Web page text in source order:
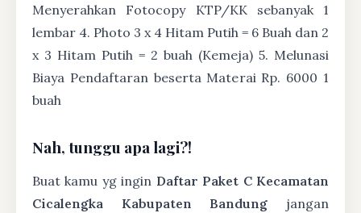
Menyerahkan Fotocopy KTP/KK sebanyak 1
lembar 4. Photo 3 x 4 Hitam Putih = 6 Buah dan 2
x 3 Hitam Putih = 2 buah (Kemeja) 5. Melunasi
Biaya Pendaftaran beserta Materai Rp. 6000 1
buah
Nah, tunggu apa lagi?!
Buat kamu yg ingin Daftar Paket C Kecamatan
Cicalengka Kabupaten Bandung jangan